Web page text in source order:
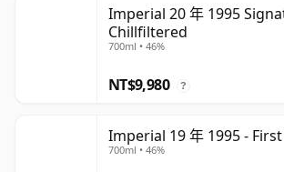
Imperial 20 年 1995
Chillfiltered
700ml • 46%
NT$9,980 ?
Imperial 19 年 1995 -
700ml • 46%